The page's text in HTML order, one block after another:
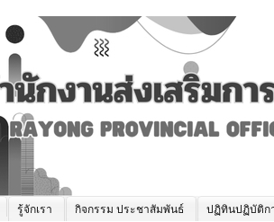
รู้จักเรา กิจกรรม ประชาสัมพันธ์ ปฏิทินปฏิบัติก